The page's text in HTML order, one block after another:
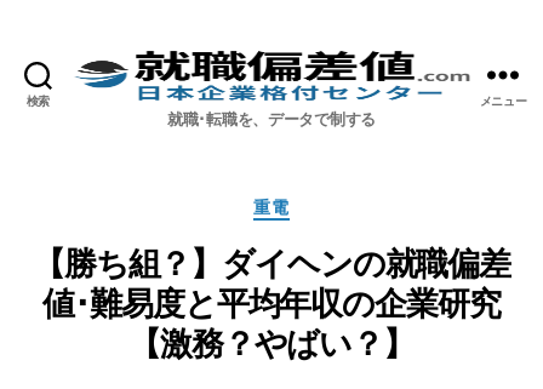
検索 就職偏差値.com【公式】
就職･転職を、データで制する
メニュー
カ
ゴ
リ
ー
重電
【勝ち組？】ダイヘンの就職偏差
値･難易度と平均年収の企業研究
【激務？やばい？】